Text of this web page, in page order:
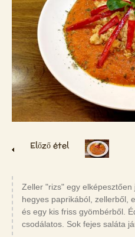
Előző étel
Zeller "rizs" egy
hegyes paprikából, zellerből,
és egy kis friss gyömbérből.
csodálatos. Sok fejes saláta